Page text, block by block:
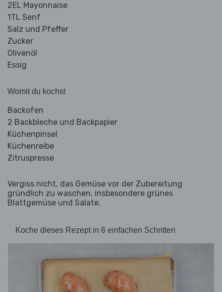
2EL Mayonnaise
1TL Senf
Salz und Pfeffer
Zucker
Olivenöl
Essig
Womit du kochst
Backofen
2 Backbleche und Backpapier
Küchenpinsel
Küchenreibe
Zitruspresse
Vergiss nicht, das Gemüse vor der Zubereitung
gründlich zu waschen, insbesondere grünes
Blattgemüse und Salate.
Koche dieses Rezept in 6 einfachen Schritten